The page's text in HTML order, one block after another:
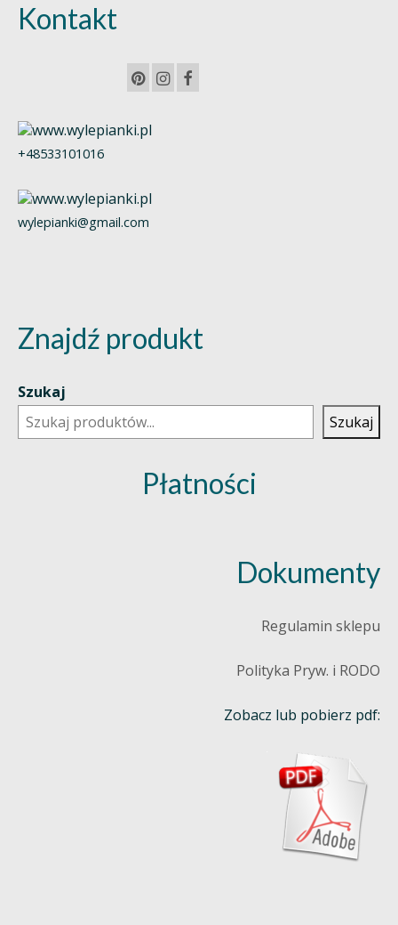
Kontakt
+48533101016
wylepianki@gmail.com
Znajdź produkt
Szukaj
Szukaj
Płatności
Dokumenty
Regulamin sklepu
Polityka Pryw. i RODO
Zobacz lub pobierz pdf: